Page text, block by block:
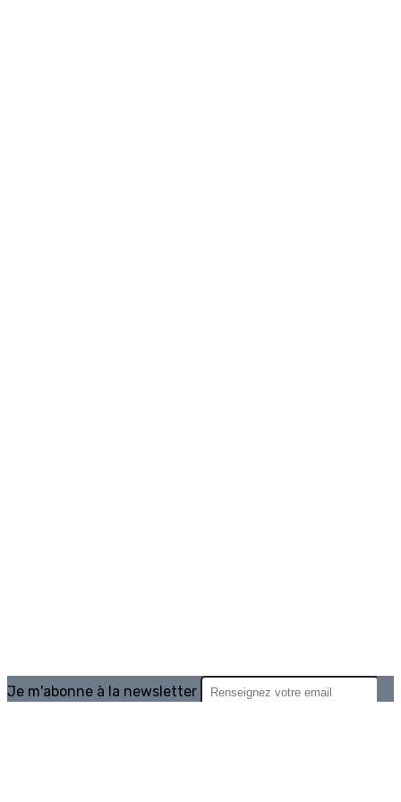
Je m'abonne à la newsletter